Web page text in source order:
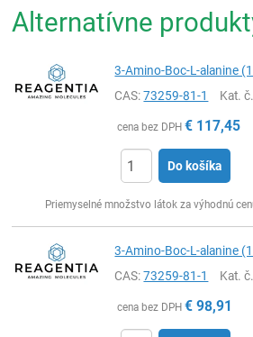
Alternatívne
3-Amino-Boc-L-alanine
CAS:73259-81-1 Kat. č.
cena bez DPH € 117,45
Do košíka
Priemyselné množstvo látok za výhodnú
3-Amino-Boc-L-alanine
CAS:73259-81-1 Kat. č.
cena bez DPH € 98,91